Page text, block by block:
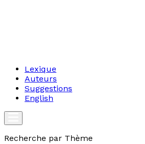
Lexique
Auteurs
Suggestions
English
Recherche par Thème